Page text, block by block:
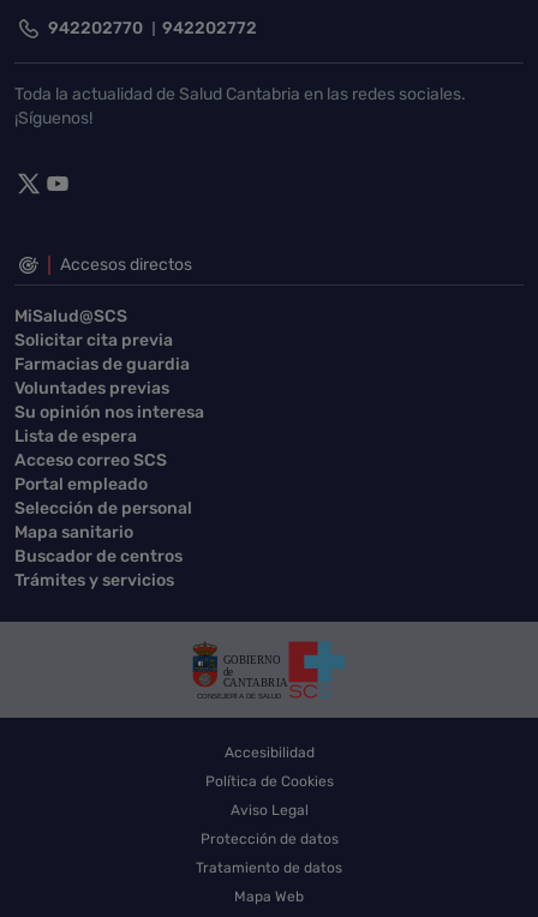
942202770 942202772
Toda la actualidad de Salud Cantabria en las redes sociales.
¡Síguenos!
Accesos directos
MiSalud@SCS
Solicitar cita previa
Farmacias de guardia
Voluntades previas
Su opinión nos interesa
Lista de espera
Acceso correo SCS
Portal empleado
Selección de personal
Mapa sanitario
Buscador de centros
Trámites y servicios
Accesibilidad
Política de Cookies
Aviso Legal
Protección de datos
Tratamiento de datos
Mapa Web